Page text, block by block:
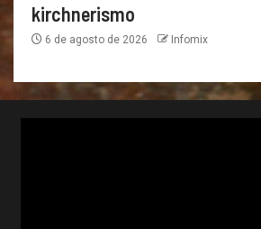
kirchnerismo
6 de agosto de 2026 Infomix